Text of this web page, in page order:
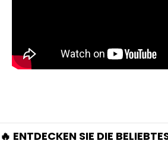
🔥 ENTDECKEN SIE DIE